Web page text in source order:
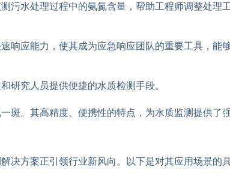
水处理过程中的氨氮含量，帮助工程师调整处理
应能力，使其成为应急响应团队的重要工具，能
研究人员提供便捷的水质检测手段。
。其高精度、便携性的特点，为水质监测提供了
决方案正引领行业新风向。以下是对其应用场景的